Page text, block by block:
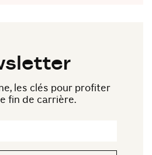
les clés pour profiter
fin de carrière.